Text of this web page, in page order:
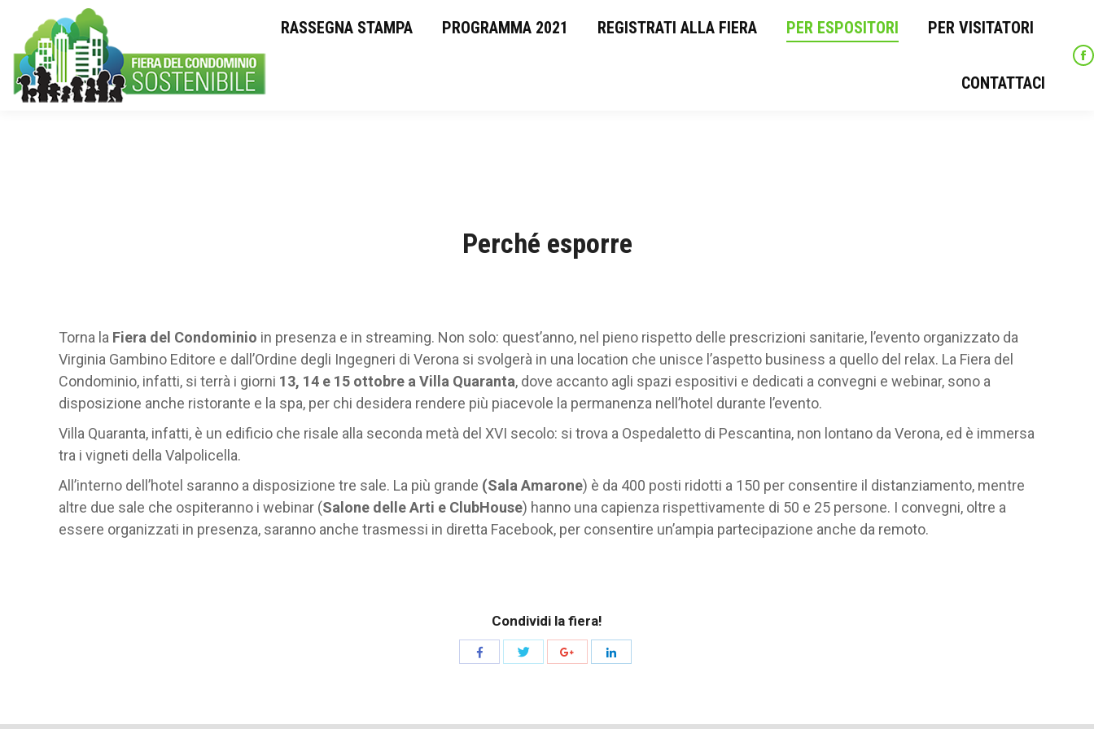
RASSEGNA STAMPA PROGRAMMA 2021 REGISTRATI ALLA FIERA PER ESPOSITORI PER VISITATORI
CONTATTACI
Perché esporre
Torna la Fiera del Condominio in presenza e in streaming. Non solo: quest’anno, nel pieno rispetto delle prescrizioni sanitarie, l’evento organizzato da
Virginia Gambino Editore e dall’Ordine degli Ingegneri di Verona si svolgerà in una location che unisce l’aspetto business a quello del relax. La Fiera del
Condominio, infatti, si terrà i giorni 13, 14 e 15 ottobre a Villa Quaranta, dove accanto agli spazi espositivi e dedicati a convegni e webinar, sono a
disposizione anche ristorante e la spa, per chi desidera rendere più piacevole la permanenza nell’hotel durante l’evento.
Villa Quaranta, infatti, è un edificio che risale alla seconda metà del XVI secolo: si trova a Ospedaletto di Pescantina, non lontano da Verona, ed è immersa
tra i vigneti della Valpolicella.
All’interno dell’hotel saranno a disposizione tre sale. La più grande (Sala Amarone) è da 400 posti ridotti a 150 per consentire il distanziamento, mentre
altre due sale che ospiteranno i webinar (Salone delle Arti e ClubHouse) hanno una capienza rispettivamente di 50 e 25 persone. I convegni, oltre a
essere organizzati in presenza, saranno anche trasmessi in diretta Facebook, per consentire un’ampia partecipazione anche da remoto.
Condividi la fiera!
Share
Share
RASSEGNA STAMPA PROGRAMMA 2021 REGISTRATI ALLA FIERA PER ESPOSITORI
CONTATTACI